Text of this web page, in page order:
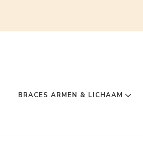
BRACES ARMEN & LICHAAM